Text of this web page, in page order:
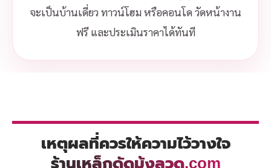
จะเป็นบ้านเดี่ยว ทาวน์โฮม หรือคอนโด วัดหน้างาน
ฟรี และประเมินราคาได้ทันที
เหตุผลที่ควรให้ความไว้วางใจ